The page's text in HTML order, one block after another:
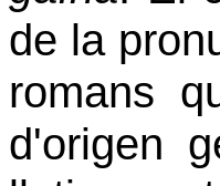
de la
romans
d'origen